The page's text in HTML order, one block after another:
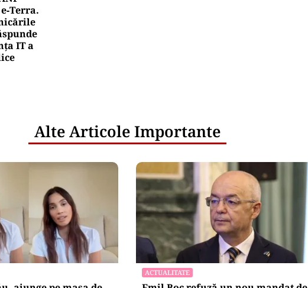
IT a
Alte Articole Importante
ACTUALITATE